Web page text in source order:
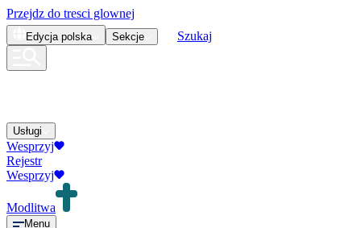
Przejdz do tresci glownej
Edycja polska Sekcje Szukaj
Usługi
Wesprzyj
Rejestr
Wesprzyj
Modlitwa
Menu